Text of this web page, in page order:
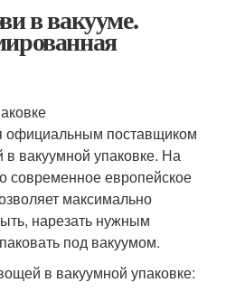
в вакууме.
официальным поставщиком
вакуумной упаковке. На
современное европейское
максимально
нарезать нужным
под вакуумом.
в вакуумной упаковке: